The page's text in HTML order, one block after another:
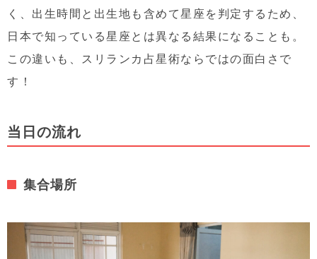
く、出生時間と出生地も含めて星座を判定するため、
日本で知っている星座とは異なる結果になることも。
この違いも、スリランカ占星術ならではの面白さで
す！
当日の流れ
集合場所